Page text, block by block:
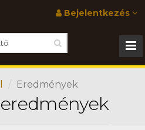
Bejelentkezés
Eredmények
eredmények